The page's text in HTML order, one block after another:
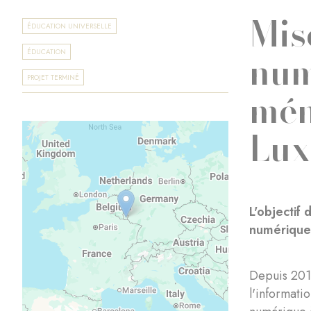
ÉDUCATION UNIVERSELLE
ÉDUCATION
PROJET TERMINÉ
L'objectif
Depuis